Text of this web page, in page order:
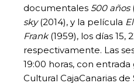
documentales 500 años
sky(2014), y la película
Frank(1959), los días 15,
respectivamente. Las
19:00 horas, con
Cultural CajaCanarias